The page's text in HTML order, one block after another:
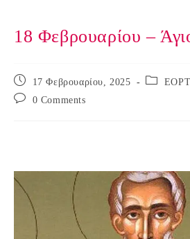
18 Φεβρουαρίου –
Post
published:
17 Φεβρουαρίου, 2025
Post
Post
0 Comments